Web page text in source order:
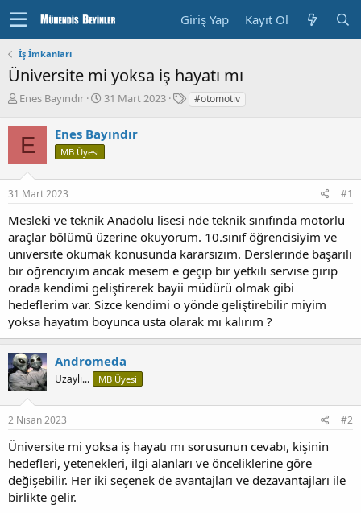
Giriş Yap Kayıt Ol
İş İmkanları
Üniversite mi yoksa iş hayatı mı
K
n
u
y
b
a
l
a
t
a
n
Enes Bayındır
B
l
a
g
T
a
r
i
h
i
31 Mart 2023
E
l
#otomotiv
E Enes Bayındır
MB Üyesi
31 Mart 2023 #1
Mesleki ve teknik Anadolu lisesi nde teknik sınıfında motorlu
araçlar bölümü üzerine okuyorum. 10.sınıf öğrencisiyim ve
üniversite okumak konusunda kararsızım. Derslerinde başarılı
bir öğrenciyim ancak mesem e geçip bir yetkili servise girip
orada kendimi geliştirerek bayii müdürü olmak gibi
hedeflerim var. Sizce kendimi o yönde geliştirebilir miyim
yoksa hayatım boyunca usta olarak mı kalırım ?
Andromeda
Uzaylı... MB Üyesi
2 Nisan 2023 #2
Üniversite mi yoksa iş hayatı mı sorusunun cevabı, kişinin
hedefleri, yetenekleri, ilgi alanları ve önceliklerine göre
değişebilir. Her iki seçenek de avantajları ve dezavantajları ile
birlikte gelir.